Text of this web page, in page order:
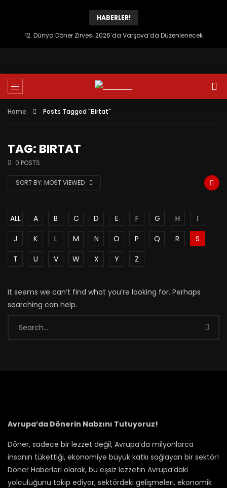
HABERLER!
12. Dünya Döner Zirvesi 2026’da Varşova’da Düzenlenecek
Home Posts Tagged "Birtat"
TAG: BIRTAT
0 POSTS
SORT BY: MOST VIEWED
ALL A B C D E F G H
I
J
K L M N O P Q R
S
T
U V W X Y Z
It seems we can’t find what you’re looking for. Perhaps
searching can help.
Avrupa’da Dönerin Nabzını Tutuyoruz!
Döner, sadece bir lezzet değil, Avrupa’da milyonlarca
insanın tükettiği, ekonomiye büyük katkı sağlayan bir sektör!
Döner Haberleri olarak, bu eşsiz lezzetin Avrupa’daki
yolculuğunu takip ediyor, sektördeki gelişmeleri, ekonomik